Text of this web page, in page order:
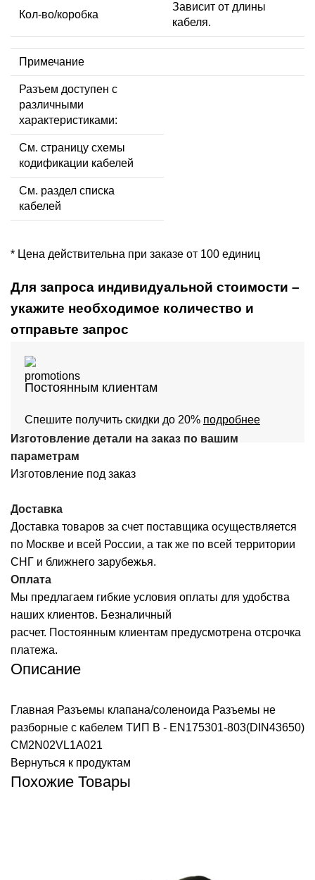
Кол-во/коробка
Зависит от длины
кабеля.
Примечание
Разъем доступен с
различными
характеристиками:
См. страницу схемы
кодификации кабелей
См. раздел списка
кабелей
* Цена действительна при заказе от 100 единиц
Для запроса индивидуальной стоимости –
укажите необходимое количество и
отправьте запрос
Постоянным клиентам
Спешите получить скидки до 20% подробнее
Изготовление детали на заказ по вашим
параметрам
Изготовление под заказ
Доставка
Доставка товаров за счет поставщика осуществляется
по Москве и всей России, а так же по всей территории
СНГ и ближнего зарубежья.
Оплата
Мы предлагаем гибкие условия оплаты для удобства
наших клиентов. Безналичный
расчет. Постоянным клиентам предусмотрена отсрочка
платежа.
Описание
Главная Разъемы клапана/соленоида Разъемы не
разборные с кабелем ТИП B - EN175301-803(DIN43650)
CM2N02VL1A021
Вернуться к продуктам
Похожие Товары